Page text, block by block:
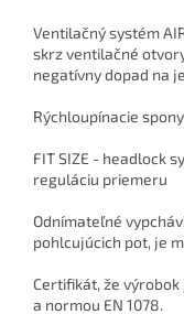
Ventilačný systém
skrz ventilačné
negatívny dopad na
Rýchloupínacie spony
FIT SIZE - headlock
reguláciu priemeru
Odnímateľné
pohlcujúcich pot, je
Certifikát, že
a normou EN 1078.